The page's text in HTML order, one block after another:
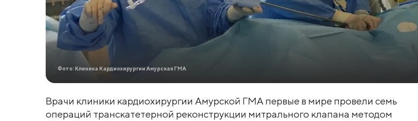
Фото: Клиника Кардиохирургии Амурская ГМА
Врачи клиники кардиохирургии Амурской ГМА первые в мире провели семь
операций транскатетерной реконструкции митрального клапана методом